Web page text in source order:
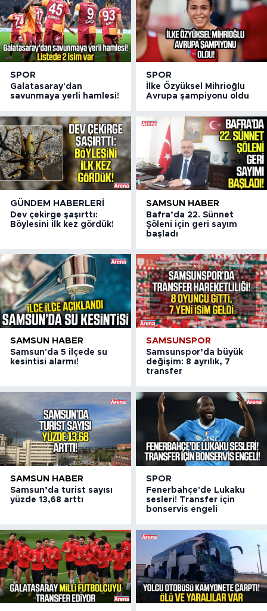
SPOR
Galatasaray'dan
savunmaya yerli hamlesi!
SPOR
İlke Özyüksel Mihrioğlu
Avrupa şampiyonu oldu
GÜNDEM HABERLERI
Dev çekirge şaşırttı:
Böylesini ilk kez gördük!
SAMSUN HABER
Bafra’da 22. Sünnet
Şöleni için geri sayım
başladı
SAMSUN HABER
Samsun'da 5 ilçede su
kesintisi alarmı!
SAMSUNSPOR
Samsunspor’da büyük
değişim: 8 ayrılık, 7
transfer
SAMSUN HABER
Samsun’da turist sayısı
yüzde 13,68 arttı
SPOR
Fenerbahçe'de Lukaku
sesleri! Transfer için
bonservis engeli